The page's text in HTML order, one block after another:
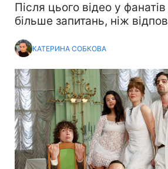
Після цього відео у
більше запитань, ніж
КАТЕРИНА СОБКОВА